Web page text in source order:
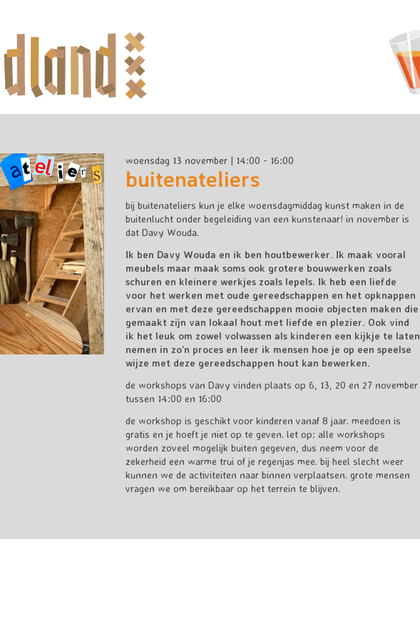
woensdag 13 november | 14:00 - 16:00
buitenateliers
bij buitenateliers kun je elke woensdagmiddag kunst maken in de
buitenlucht onder begeleiding van een kunstenaar! in november is
dat Davy Wouda.
Ik ben Davy Wouda en ik ben houtbewerker. Ik maak vooral
meubels maar maak soms ook grotere bouwwerken zoals
schuren en kleinere werkjes zoals lepels. Ik heb een liefde
voor het werken met oude gereedschappen en het opknappen
ervan en met deze gereedschappen mooie objecten maken die
gemaakt zijn van lokaal hout met liefde en plezier. Ook vind
ik het leuk om zowel volwassen als kinderen een kijkje te laten
nemen in zo’n proces en leer ik mensen hoe je op een speelse
wijze met deze gereedschappen hout kan bewerken.
de workshops van Davy vinden plaats op 6, 13, 20 en 27 november
tussen 14:00 en 16:00
de workshop is geschikt voor kinderen vanaf 8 jaar. meedoen is
gratis en je hoeft je niet op te geven. let op: alle workshops
worden zoveel mogelijk buiten gegeven, dus neem voor de
zekerheid een warme trui of je regenjas mee. bij heel slecht weer
kunnen we de activiteiten naar binnen verplaatsen. grote mensen
vragen we om bereikbaar op het terrein te blijven.